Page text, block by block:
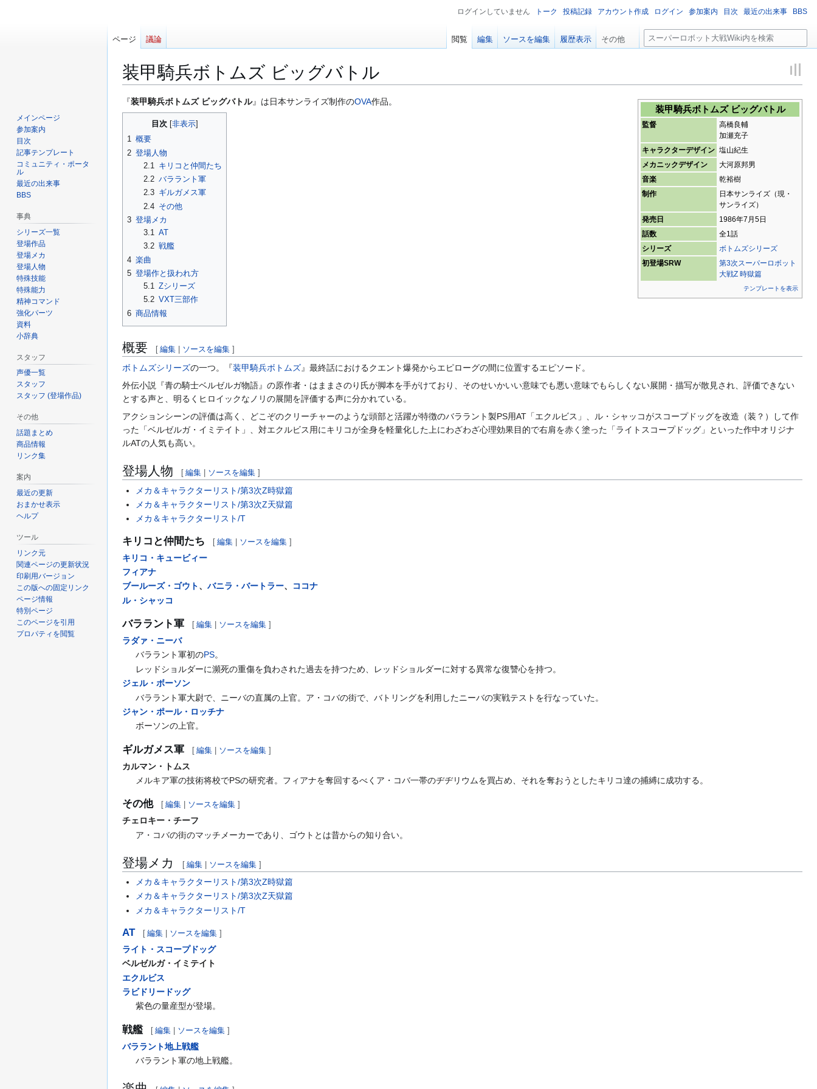
装甲騎兵ボトムズ ビッグバトル
ナ
ビ
ー
シ
動
検
索
移
動
装甲騎兵ボトムズ ビッグバトル
監督
高橋良輔
加瀬充子
キャラクターデザイン 塩山紀生
メカニックデザイン
大河原邦男
音楽
乾裕樹
制作
日本サンライズ（現・
サンライズ）
発売日
1986年7月5日
話数
全1話
シリーズ
ボトムズシリーズ
初登場SRW
第3次スーパーロボット
大戦Z 時獄篇
テンプレートを表示
『装甲騎兵ボトムズ ビッグバトル』は日本サンライズ制作のOVA作品。
目次
1 概要
2 登場人物
2.1
キリコと仲間たち
2.2 バララント軍
2.3 ギルガメス軍
2.4 その他
3 登場メカ
3.1 AT
3.2 戦艦
4 楽曲
5 登場作と扱われ方
5.1 Zシリーズ
5.2 VXT三部作
6 商品情報
概要 [ 編集 ソースを編集 ]
ボトムズシリーズの一つ。『装甲騎兵ボトムズ』最終話におけるクエント爆発からエピローグの間に位置するエピソード。
外伝小説『青の騎士ベルゼルガ物語』の原作者・はままさのり氏が脚本を手がけており、そのせいかいい意味でも悪い意味でもらしくない展開・描写が散見され、評価できない
とする声と、明るくヒロイックなノリの展開を評価する声に分かれている。
アクションシーンの評価は高く、どこぞのクリーチャーのような頭部と活躍が特徴のバララント製PS用AT「エクルビス」、ル・シャッコがスコープドッグを改造（装？）して作
った「ベルゼルガ・イミテイト」、対エクルビス用にキリコが全身を軽量化した上にわざわざ心理効果目的で右肩を赤く塗った「ライトスコープドッグ」といった作中オリジナ
ルATの人気も高い。
登場人物 [ 編集 ソースを編集 ]
メカ＆キャラクターリスト/第3次Z時獄篇
メカ＆キャラクターリスト/第3次Z天獄篇
メカ＆キャラクターリスト/T
キリコと仲間たち [ 編集 ソースを編集 ]
キリコ・キュービィー
フィアナ
ブールーズ・ゴウト、 バニラ・バートラー、
ココナ
ル・シャッコ
バララント軍 [ 編集 ソースを編集 ]
ラダァ・ニーバ
バララント軍初のPS。
レッドショルダーに瀕死の重傷を負わされた過去を持つため、レッドショルダーに対する異常な復讐心を持つ。
ジェル・ボーソン
バララント軍大尉で、ニーバの直属の上官。ア・コバの街で、バトリングを利用したニーバの実戦テストを行なっていた。
ジャン・ポール・ロッチナ
ボーソンの上官。
ギルガメス軍 [ 編集 ソースを編集 ]
カルマン・トムス
メルキア軍の技術将校でPSの研究者。フィアナを奪回するべくア・コバ一帯のヂヂリウムを買占め、それを奪おうとしたキリコ達の捕縛に成功する。
その他 [ 編集 ソースを編集 ]
チェロキー・チーフ
ア・コバの街のマッチメーカーであり、ゴウトとは昔からの知り合い。
登場メカ [ 編集 | ソースを編集 ]
メカ＆キャラクターリスト/第3次Z時獄篇
メカ＆キャラクターリスト/第3次Z天獄篇
メカ＆キャラクターリスト/T
AT [ 編集 ソースを編集 ]
ライト・スコープドッグ
ベルゼルガ・イミテイト
エクルビス
ラビドリードッグ
紫色の量産型が登場。
戦艦 [ 編集 ソースを編集 ]
バララント地上戦艦
バララント軍の地上戦艦。
ログインしていません トーク 投稿記録 アカウント作成 ログイン 参加案内 目次 最近の出来事 BBS
ページ 議論 閲覧 編集 ソースを編集 履歴表示 その他
検
索
メインページ
参加案内
目次
記事テンプレート
コミュニティ・ポータ
ル
最近の出来事
BBS
事典
シリーズ一覧
登場作品
登場メカ
登場人物
特殊技能
特殊能力
精神コマンド
強化パーツ
資料
小辞典
スタッフ
声優一覧
スタッフ
スタッフ (登場作品)
その他
話題まとめ
商品情報
リンク集
案内
最近の更新
おまかせ表示
ヘルプ
ツール
リンク元
関連ページの更新状況
印刷用バージョン
この版への固定リンク
ページ情報
特別ページ
このページを引用
プロパティを閲覧